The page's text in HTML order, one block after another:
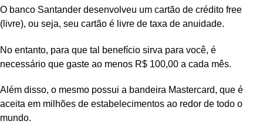
O banco Santander desenvolveu um cartão de crédito free
(livre), ou seja, seu cartão é livre de taxa de anuidade.
No entanto, para que tal benefício sirva para você, é
necessário que gaste ao menos R$ 100,00 a cada mês.
Além disso, o mesmo possui a bandeira Mastercard, que é
aceita em milhões de estabelecimentos ao redor de todo o
mundo.